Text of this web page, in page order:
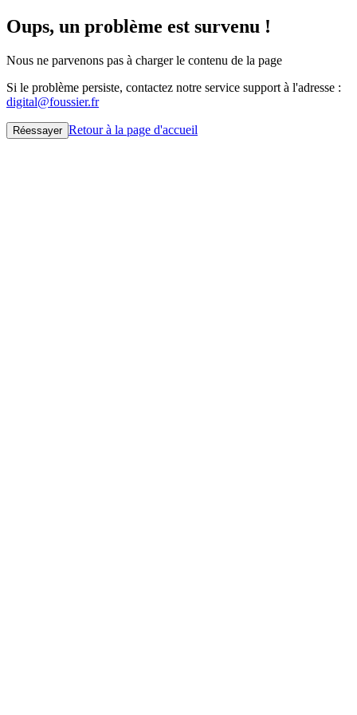
Oups, un problème est survenu !
Nous ne parvenons pas à charger le contenu de la page
Si le problème persiste, contactez notre service support à l'adresse :
digital@foussier.fr
Réessayer Retour à la page d'accueil